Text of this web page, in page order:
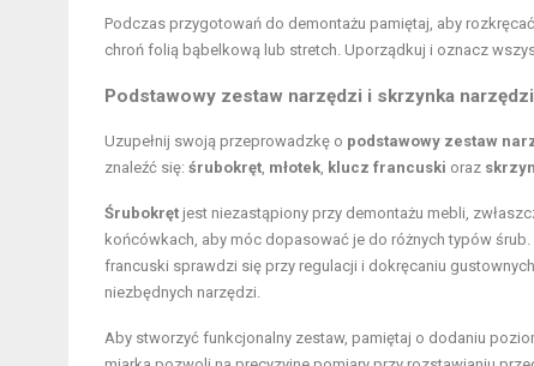
Podczas przygotowań do demontażu pamiętaj, aby
chroń folią bąbelkową lub stretch. Uporządkuj i oznacz
Podstawowy zestaw narzędzi i skrzynka
Uzupełnij swoją przeprowadzkę o podstawowy zestaw
znaleźć się: śrubokręt, młotek, klucz francuski oraz
Śrubokręt jest niezastąpiony przy demontażu mebli,
końcówkach, aby móc dopasować je do różnych typów śrub.
francuski sprawdzi się przy regulacji i dokręcaniu
niezbędnych narzędzi.
Aby stworzyć funkcjonalny zestaw, pamiętaj o dodaniu